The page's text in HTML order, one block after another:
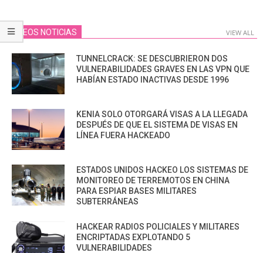
VIDEOS NOTICIAS VIEW ALL
TUNNELCRACK: SE DESCUBRIERON DOS
VULNERABILIDADES GRAVES EN LAS VPN QUE
HABÍAN ESTADO INACTIVAS DESDE 1996
KENIA SOLO OTORGARÁ VISAS A LA LLEGADA
DESPUÉS DE QUE EL SISTEMA DE VISAS EN
LÍNEA FUERA HACKEADO
ESTADOS UNIDOS HACKEO LOS SISTEMAS DE
MONITOREO DE TERREMOTOS EN CHINA
PARA ESPIAR BASES MILITARES
SUBTERRÁNEAS
HACKEAR RADIOS POLICIALES Y MILITARES
ENCRIPTADAS EXPLOTANDO 5
VULNERABILIDADES